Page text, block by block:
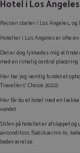
Hotel i Los Angeles
Rejsen starter i Los Angeles,
Hoteller i Los Angeles er ofte
Det er dog lykkedes mig at
med en rimelig central placering
Her har jeg nemlig fundet et
Travellers’ Choice 2022).
Her får du et hotel med en
vandet.
Stilen på hotellet er afslappet
aircondition, fladskærms-tv,
badeværelse.